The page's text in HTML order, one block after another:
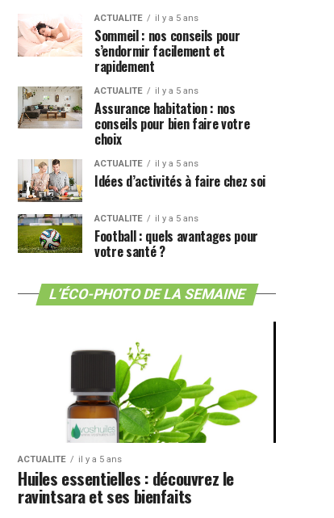
ACTUALITE il y a 5 ans
Sommeil : nos conseils pour
s’endormir facilement et
rapidement
ACTUALITE il y a 5 ans
Assurance habitation : nos
conseils pour bien faire votre
choix
ACTUALITE il y a 5 ans
Idées d’activités à faire chez soi
ACTUALITE il y a 5 ans
Football : quels avantages pour
votre santé ?
L’ÉCO-PHOTO DE LA SEMAINE
ACTUALITE il y a 5 ans
Huiles essentielles : découvrez le
ravintsara et ses bienfaits